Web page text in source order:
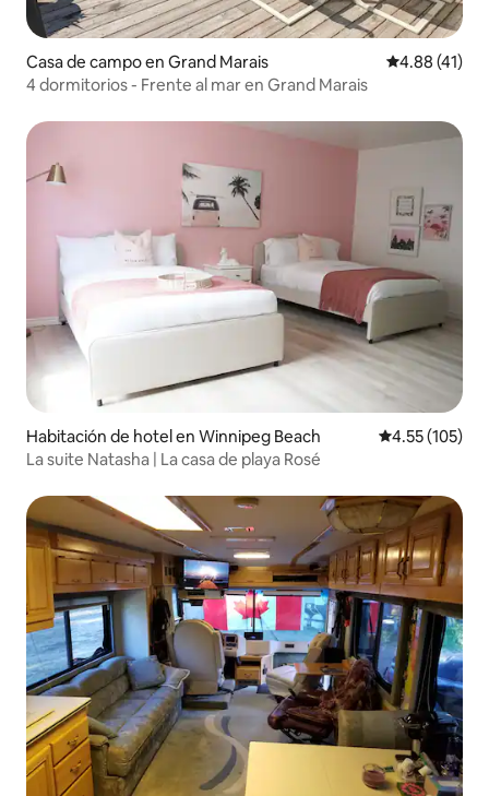
Casa de campo en Grand Marais Calificación
4.88 (41)
4 dormitorios - Frente al mar en Grand Marais
Habitación de hotel en Winnipeg Beach Calificación
4.55 (105)
La suite Natasha | La casa de playa Rosé